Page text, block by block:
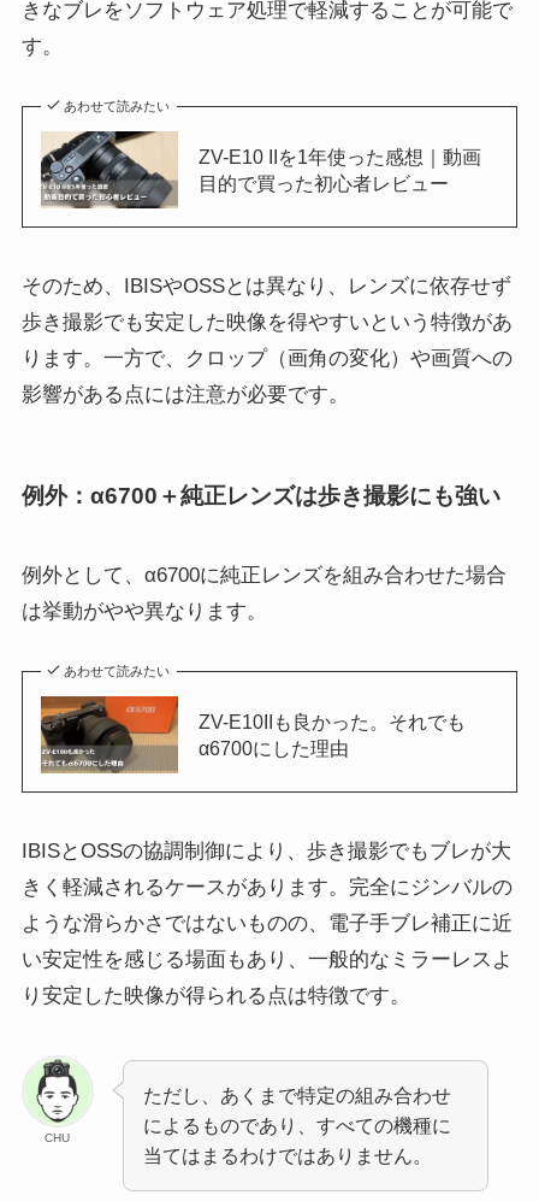
きなブレをソフトウェア処理で軽減することが可能で
す。
あわせて読みたい
ZV-E10 IIを1年使った感想｜動画
目的で買った初心者レビュー
そのため、IBISやOSSとは異なり、レンズに依存せず
歩き撮影でも安定した映像を得やすいという特徴があ
ります。一方で、クロップ（画角の変化）や画質への
影響がある点には注意が必要です。
例外：α6700＋純正レンズは歩き撮影にも強い
例外として、α6700に純正レンズを組み合わせた場合
は挙動がやや異なります。
あわせて読みたい
ZV-E10IIも良かった。それでも
α6700にした理由
IBISとOSSの協調制御により、歩き撮影でもブレが大
きく軽減されるケースがあります。完全にジンバルの
ような滑らかさではないものの、電子手ブレ補正に近
い安定性を感じる場面もあり、一般的なミラーレスよ
り安定した映像が得られる点は特徴です。
CHU
ただし、あくまで特定の組み合わせ
によるものであり、すべての機種に
当てはまるわけではありません。